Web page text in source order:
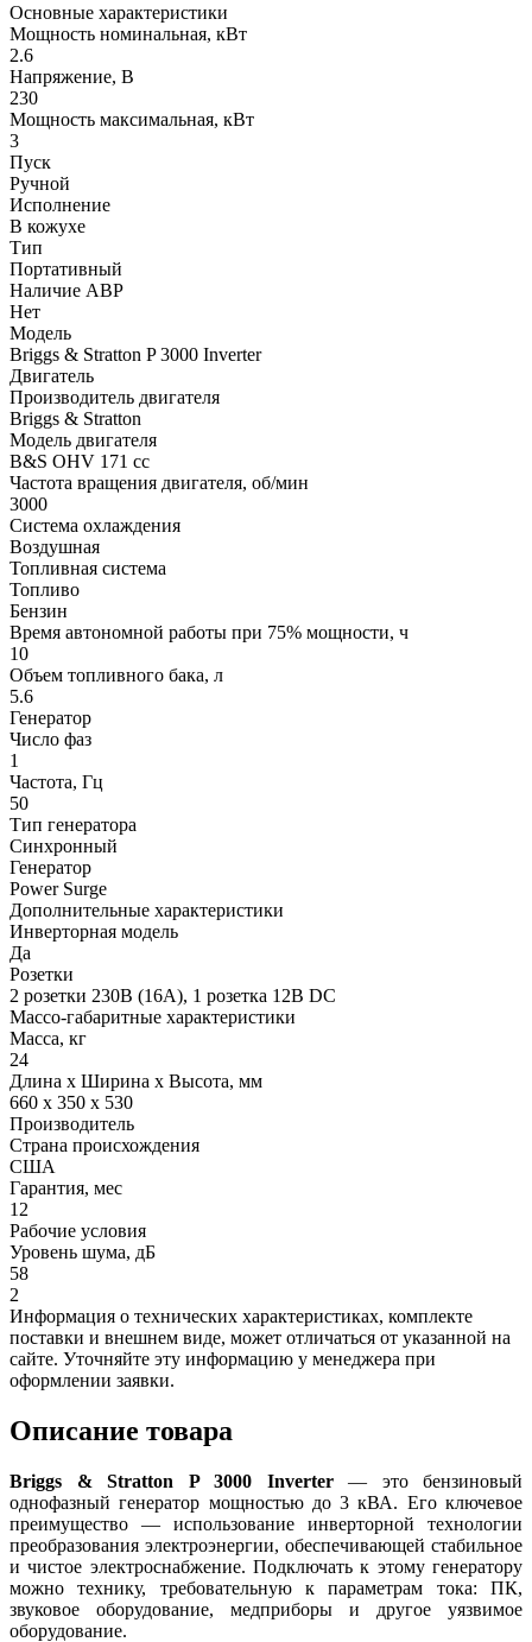
Основные характеристики
Мощность номинальная, кВт
2.6
Напряжение, В
230
Мощность максимальная, кВт
3
Пуск
Ручной
Исполнение
В кожухе
Тип
Портативный
Наличие АВР
Нет
Модель
Briggs & Stratton P 3000 Inverter
Двигатель
Производитель двигателя
Briggs & Stratton
Модель двигателя
B&S OHV 171 cc
Частота вращения двигателя, об/мин
3000
Система охлаждения
Воздушная
Топливная система
Топливо
Бензин
Время автономной работы при 75% мощности, ч
10
Объем топливного бака, л
5.6
Генератор
Число фаз
1
Частота, Гц
50
Тип генератора
Синхронный
Генератор
Power Surge
Дополнительные характеристики
Инверторная модель
Да
Розетки
2 розетки 230В (16А), 1 розетка 12В DC
Массо-габаритные характеристики
Масса, кг
24
Длина х Ширина х Высота, мм
660 х 350 х 530
Производитель
Страна происхождения
США
Гарантия, мес
12
Рабочие условия
Уровень шума, дБ
58
2
Информация о технических характеристиках, комплекте
поставки и внешнем виде, может отличаться от указанной на
сайте. Уточняйте эту информацию у менеджера при
оформлении заявки.
Описание товара
Briggs & Stratton P 3000 Inverter— это бензиновый
однофазный генератор мощностью до 3 кВА. Его ключевое
преимущество — использование инверторной технологии
преобразования электроэнергии, обеспечивающей стабильное
и чистое электроснабжение. Подключать к этому генератору
можно технику, требовательную к параметрам тока: ПК,
звуковое оборудование, медприборы и другое уязвимое
оборудование.